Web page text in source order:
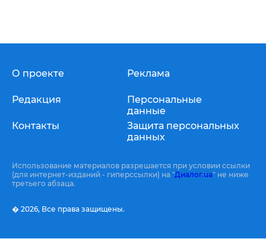
О проекте
Редакция
Контакты
Реклама
Персональные
данные
Защита персональных
данных
Использование материалов разрешается при условии ссылки
(для интернет-изданий - гиперссылки) на "Диалог.ua" не ниже
третьего абзаца.
� 2026, Все права защищены.